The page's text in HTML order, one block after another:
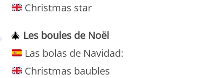
Christmas star
🎄 Les boules de Noël
Las bolas de Navidad:
Christmas baubles